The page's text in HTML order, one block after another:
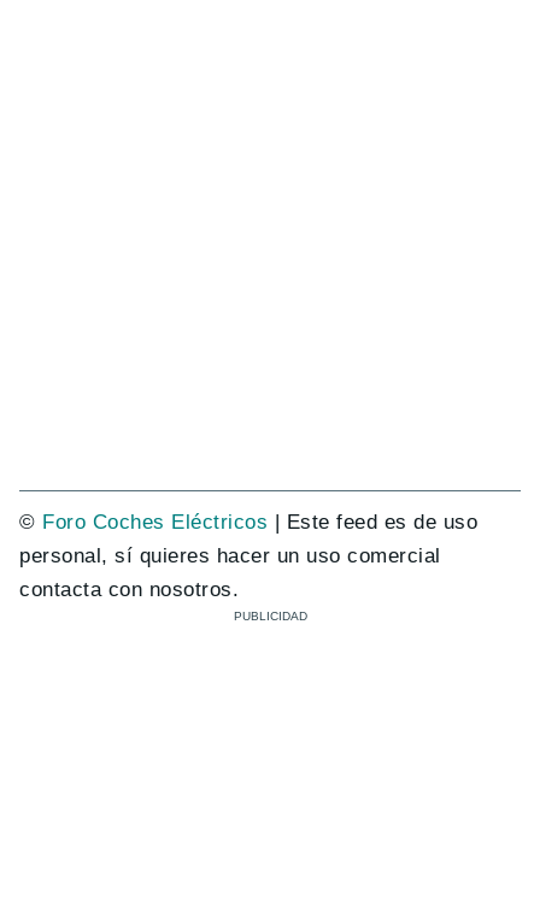
© Foro Coches Eléctricos | Este feed es de uso
personal, sí quieres hacer un uso comercial
contacta con nosotros.